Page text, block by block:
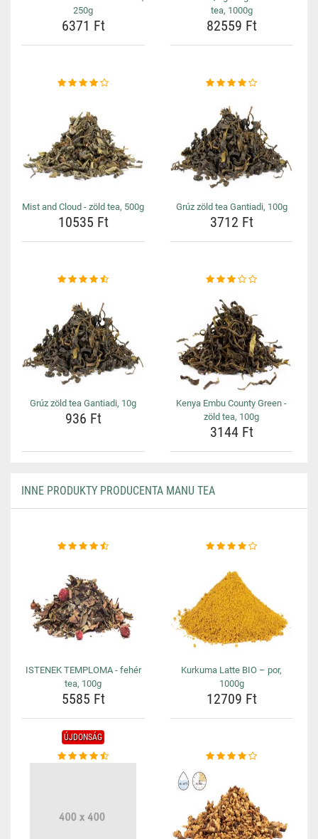
250g
6371 Ft
tea, 1000g
82559 Ft
Mist and Cloud - zöld tea, 500g
10535 Ft
Grúz zöld tea Gantiadi, 100g
3712 Ft
Grúz zöld tea Gantiadi, 10g
936 Ft
Kenya Embu County Green -
zöld tea, 100g
3144 Ft
INNE PRODUKTY PRODUCENTA MANU TEA
ISTENEK TEMPLOMA - fehér
tea, 100g
5585 Ft
Kurkuma Latte BIO – por,
1000g
12709 Ft
ÚJDONSÁG